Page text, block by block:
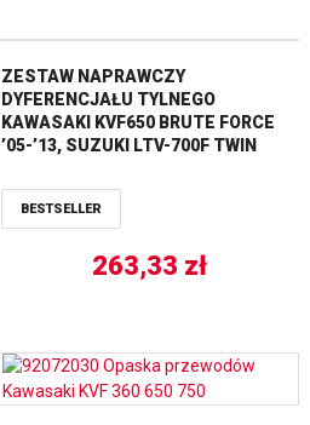
ZESTAW NAPRAWCZY
DYFERENCJAŁU TYLNEGO
KAWASAKI KVF650 BRUTE FORCE
’05-’13, SUZUKI LTV-700F TWIN
BESTSELLER
263,33 zł